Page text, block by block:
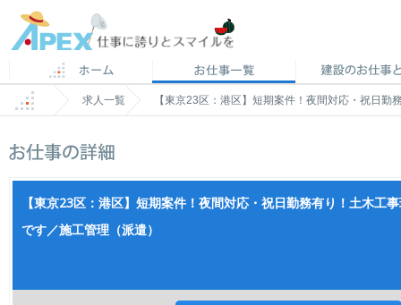
求人一覧 【東京23区：港区】短期案件！夜間対応・祝日
【東京23区：港区】短期案件！夜間対応・祝日勤務有り！土木工
です／施工管理（派遣）